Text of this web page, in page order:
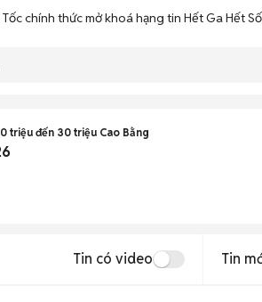
chính thức mở khoá hạng tin Hết Ga Hết
triệu đến 30 triệu Cao Bằng
Tin có video Tin